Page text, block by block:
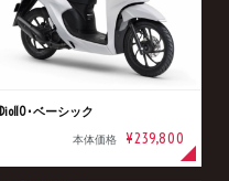
Dio110･ベーシック
本体価格 ¥239,800